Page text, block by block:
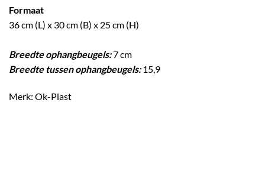
Formaat
36 cm (L) x 30 cm (B) x 25 cm (H)
Breedte ophangbeugels:7 cm
Breedte tussen ophangbeugels:15,9
Merk: Ok-Plast